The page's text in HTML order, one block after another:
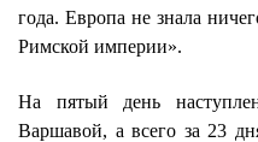
года. Европа не знала
Римской империи».
На пятый день
Варшавой, а всего за 23